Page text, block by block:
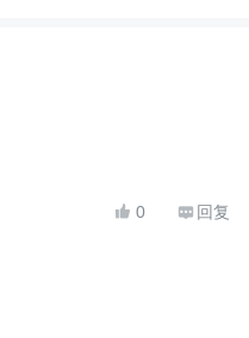
 0  回复